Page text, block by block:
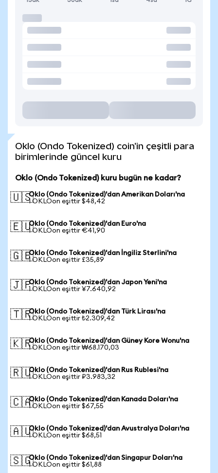
Oklo (Ondo Tokenized) coin'in çeşitli para
birimlerinde güncel kuru
Oklo (Ondo Tokenized) kuru bugün ne kadar?
🇺🇸Oklo (Ondo Tokenized)'dan Amerikan Doları'na
1 OKLOon eşittir $48,42
🇪🇺Oklo (Ondo Tokenized)'dan Euro'na
1 OKLOon eşittir €41,90
🇬🇧Oklo (Ondo Tokenized)'dan İngiliz Sterlini'na
1 OKLOon eşittir £35,89
🇯🇵Oklo (Ondo Tokenized)'dan Japon Yeni'na
1 OKLOon eşittir ¥7.640,92
🇹🇷Oklo (Ondo Tokenized)'dan Türk Lirası'na
1 OKLOon eşittir ₺2.309,42
🇰🇷Oklo (Ondo Tokenized)'dan Güney Kore Wonu'na
1 OKLOon eşittir ₩68.170,03
🇷🇺Oklo (Ondo Tokenized)'dan Rus Rublesi'na
1 OKLOon eşittir ₽3.983,32
🇨🇦Oklo (Ondo Tokenized)'dan Kanada Doları'na
1 OKLOon eşittir $67,55
🇦🇺Oklo (Ondo Tokenized)'dan Avustralya Doları'na
1 OKLOon eşittir $68,51
🇸🇬Oklo (Ondo Tokenized)'dan Singapur Doları'na
1 OKLOon eşittir $61,88